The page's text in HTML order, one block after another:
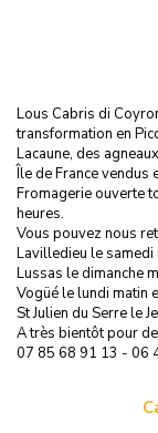
Lous Cabris di
transformation en
Lacaune, des
Île de France vendus
Fromagerie ouverte
heures.
Vous pouvez nous
Lavilledieu le samedi
Lussas le dimanche
Vogüé le lundi matin
St Julien du Serre le
A très bientôt pour
07 85 68 91 13 - 06